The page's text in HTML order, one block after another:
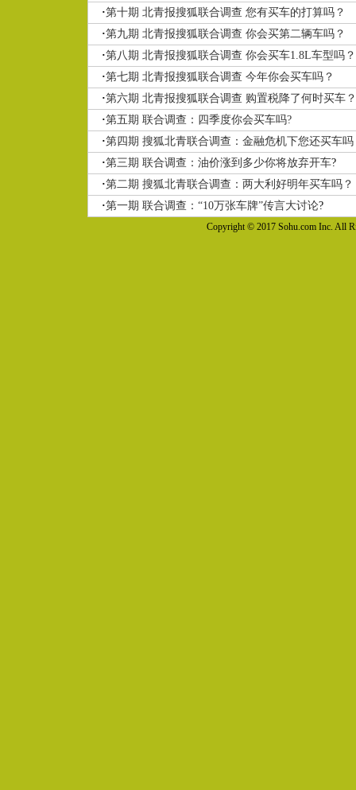
·第十期 北青报搜狐联合调查 您有买车的打算吗？
·第九期 北青报搜狐联合调查 你会买第二辆车吗？
·第八期 北青报搜狐联合调查 你会买车1.8L车型吗？
·第七期 北青报搜狐联合调查 今年你会买车吗？
·第六期 北青报搜狐联合调查 购置税降了何时买车？
·第五期 联合调查：四季度你会买车吗?
·第四期 搜狐北青联合调查：金融危机下您还买车吗
·第三期 联合调查：油价涨到多少你将放弃开车?
·第二期 搜狐北青联合调查：两大利好明年买车吗？
·第一期 联合调查：“10万张车牌”传言大讨论?
Copyright © 2017 Sohu.com Inc. All